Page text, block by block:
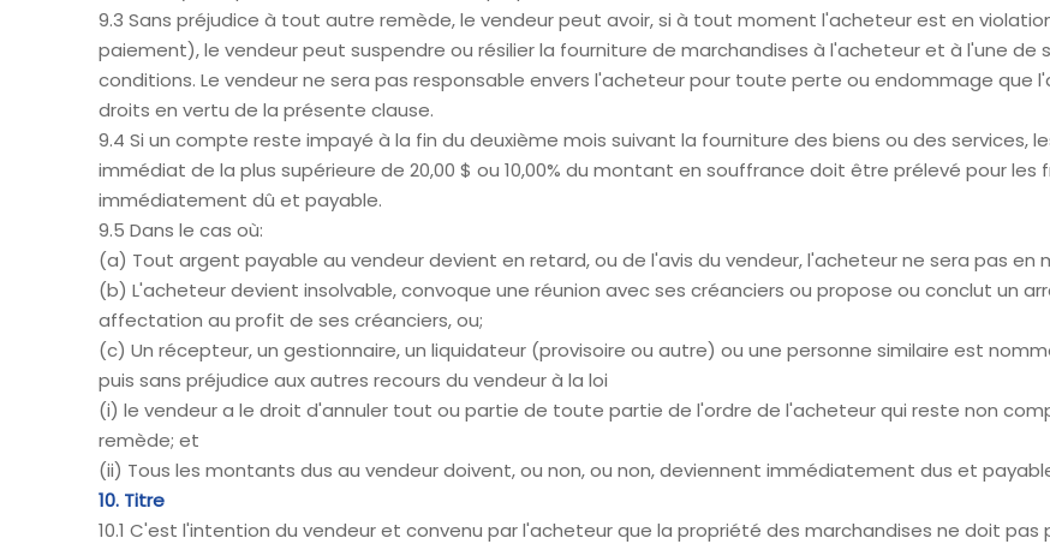
9.3 Sans préjudice à tout autre remède, le vendeur peut avoir, si à tout moment l'acheteur est en
paiement), le vendeur peut suspendre ou résilier la fourniture de marchandises à l'acheteur et à l'une
conditions. Le vendeur ne sera pas responsable envers l'acheteur pour toute perte ou endommage que
droits en vertu de la présente clause.
9.4 Si un compte reste impayé à la fin du deuxième mois suivant la fourniture des biens ou des services,
immédiat de la plus supérieure de 20,00 $ ou 10,00% du montant en souffrance doit être prélevé pour
immédiatement dû et payable.
9.5 Dans le cas où:
(a) Tout argent payable au vendeur devient en retard, ou de l'avis du vendeur, l'acheteur ne sera pas
(b) L'acheteur devient insolvable, convoque une réunion avec ses créanciers ou propose ou conclut un
affectation au profit de ses créanciers, ou;
(c) Un récepteur, un gestionnaire, un liquidateur (provisoire ou autre) ou une personne similaire est
puis sans préjudice aux autres recours du vendeur à la loi
(i) le vendeur a le droit d'annuler tout ou partie de toute partie de l'ordre de l'acheteur qui reste non
remède; et
(ii) Tous les montants dus au vendeur doivent, ou non, ou non, deviennent immédiatement dus et
10. Titre
10.1 C'est l'intention du vendeur et convenu par l'acheteur que la propriété des marchandises ne doit pas